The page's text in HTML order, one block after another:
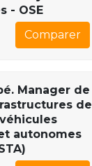
- OSE
Comparer
Manager de
de
autonomes